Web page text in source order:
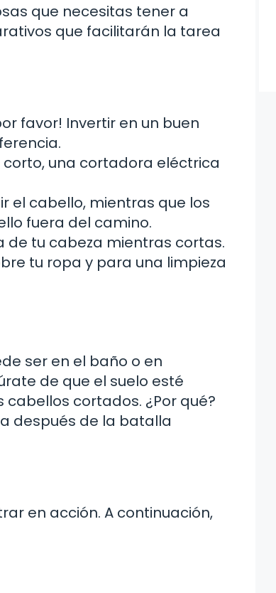
que necesitas tener a
que facilitarán la tarea
favor! Invertir en un buen
una cortadora eléctrica
el cabello, mientras que los
fuera del camino.
de tu cabeza mientras cortas.
tu ropa y para una limpieza
ser en el baño o en
de que el suelo esté
cortados. ¿Por qué?
después de la batalla
en acción. A continuación,